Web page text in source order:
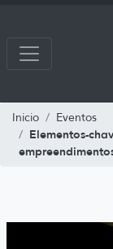
Inicio Eventos
Elementos-